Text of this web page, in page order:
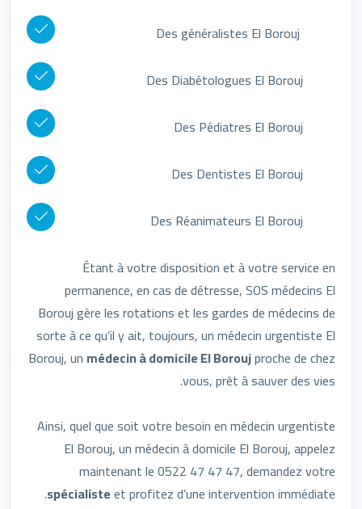
Des Diabétologues El Borouj
Des Pédiatres El Borouj
Des Dentistes El Borouj
Des Réanimateurs El Borouj
Étant à votre disposition et à votre service en
permanence, en cas de détresse, SOS médecins El
Borouj gère les rotations et les gardes de médecins de
sorte à ce qu’il y ait, toujours, un médecin urgentiste El
Borouj, un médecin à domicile El Boroujproche de chez
vous, prêt à sauver des vies.
Ainsi, quel que soit votre besoin en médecin urgentiste
El Borouj, un médecin à domicile El Borouj, appelez
maintenant le 0522 47 47 47, demandez votre
spécialisteet profitez d’une intervention immédiate.